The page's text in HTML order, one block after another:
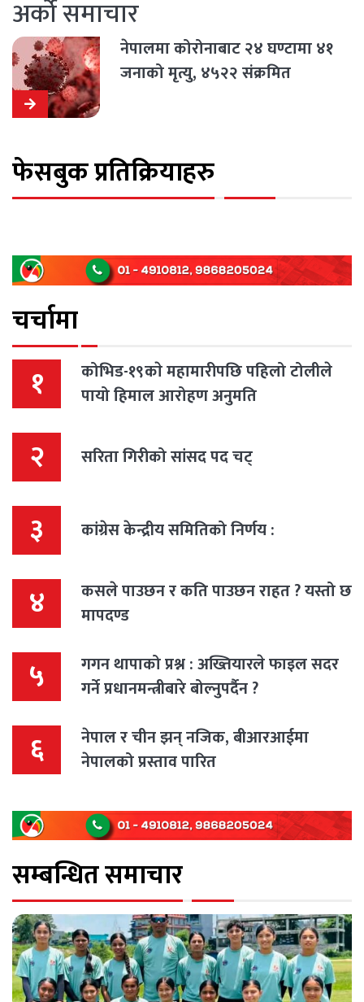
अर्को समाचार
नेपालमा कोरोनाबाट २४ घण्टामा ४१
जनाको मृत्यु, ४५२२ संक्रमित
फेसबुक प्रतिक्रियाहरु
चर्चामा
१
कोभिड-१९काे महामारीपछि पहिलो टोलीले
पायो हिमाल आरोहण अनुमति
२ सरिता गिरीको सांसद पद चट्
३ कांग्रेस केन्द्रीय समितिको निर्णय :
४
कसले पाउछन र कति पाउछन राहत ? यस्तो छ
मापदण्ड
५
गगन थापाको प्रश्न : अख्तियारले फाइल सदर
गर्ने प्रधानमन्त्रीबारे बोल्नुपर्दैन ?
६
नेपाल र चीन झन् नजिक, बीआरआईमा
नेपालको प्रस्ताव पारित
सम्बन्धित समाचार